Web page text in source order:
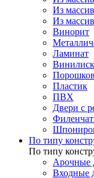
Из
Из
Винорит
Ламинат
Пластик
ПВХ
Двери с
По типу
По типу
Арочные
Входные